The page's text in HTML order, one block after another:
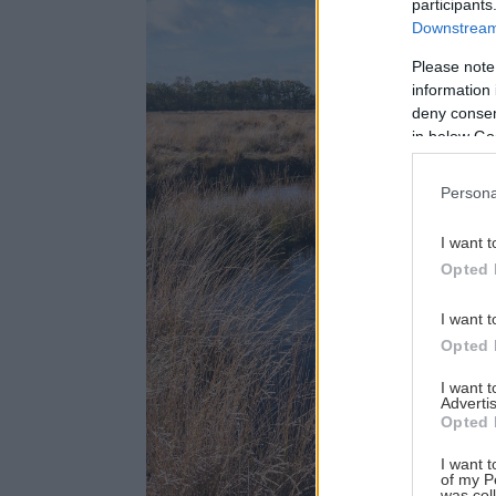
Please
information
deny
in below
I want
Opted
I want
Opted
I want
Opted
I want
of my